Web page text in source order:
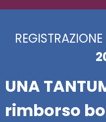
REGISTRAZIONE
UNA
rimborso